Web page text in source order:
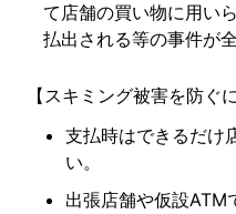
て店舗の買い物に用い
払出される等の事件が
【スキミング被害を防ぐに
支払時はできるだけ
い。
出張店舗や仮設ATM